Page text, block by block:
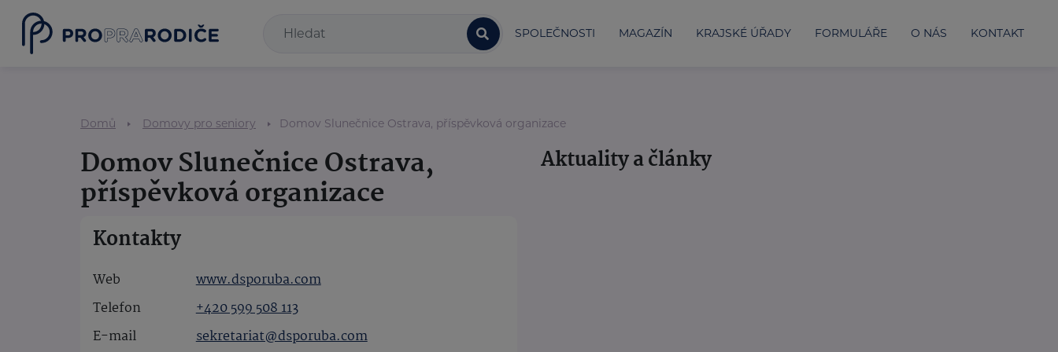
SPOLEČNOSTI MAGAZÍN KRAJSKÉ ÚŘADY FORMULÁŘE O NÁS KONTAKT
Domů Domovy pro seniory Domov Slunečnice Ostrava, příspěvková organizace
Domov Slunečnice Ostrava,
příspěvková organizace
Kontakty
Web
www.dsporuba.com
Telefon
+420 599 508 113
E-mail
sekretariat@dsporuba.com
Aktuality a články